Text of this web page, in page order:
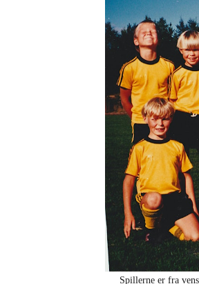
Spillerne er fra